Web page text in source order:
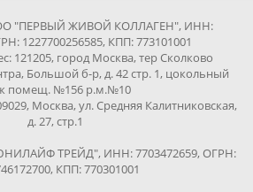
"ПЕРВЫЙ ЖИВОЙ КОЛЛАГЕН", ИНН:
1227700256585, КПП: 773101001
121205, город Москва, тер Сколково
Большой б-р, д. 42 стр. 1, цокольный
помещ. №156 р.м.№10
Москва, ул. Средняя Калитниковская,
д. 27, стр.1
ТРЕЙД", ИНН: 7703472659, ОГРН:
КПП: 770301001